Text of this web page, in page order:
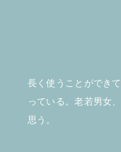
長く使うことができ
っている。老若男女
思う。